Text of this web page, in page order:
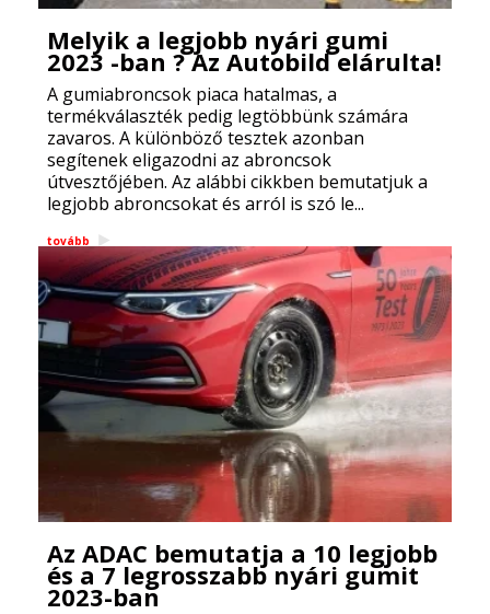
Melyik a legjobb nyári gumi
2023 -ban ? Az Autobild elárulta!
A gumiabroncsok piaca hatalmas, a
termékválaszték pedig legtöbbünk számára
zavaros. A különböző tesztek azonban
segítenek eligazodni az abroncsok
útvesztőjében. Az alábbi cikkben bemutatjuk a
legjobb abroncsokat és arról is szó le...
tovább
Az ADAC bemutatja a 10 legjobb
és a 7 legrosszabb nyári gumit
2023-ban